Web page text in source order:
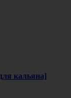
кальяна]